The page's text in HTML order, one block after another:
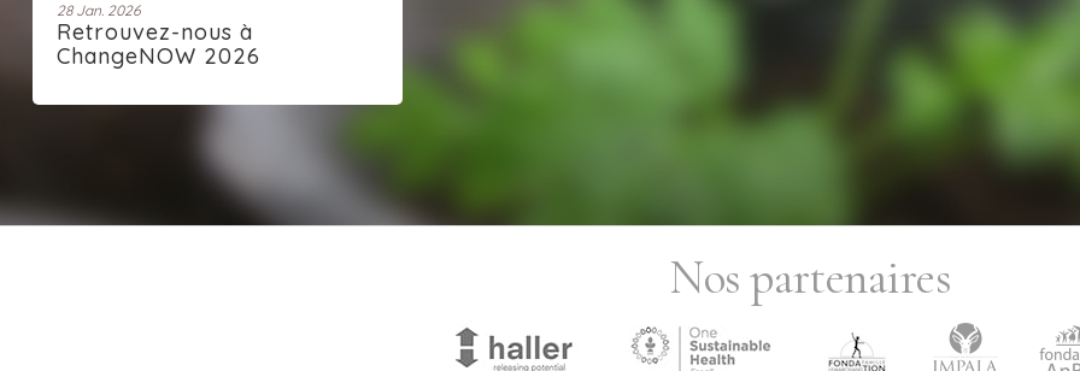
28 Jan. 2026
Retrouvez-nous à
ChangeNOW 2026
Nos partenaires